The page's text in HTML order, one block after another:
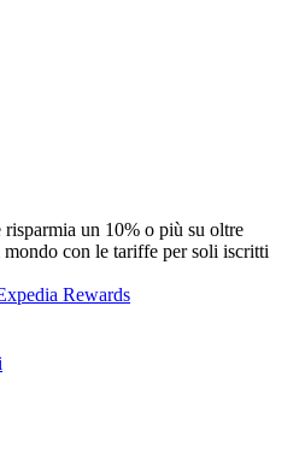
un 10% o più su oltre
con le tariffe per soli iscritti
Rewards